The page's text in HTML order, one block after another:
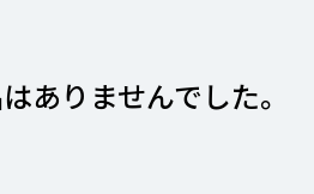
ありませんでした。